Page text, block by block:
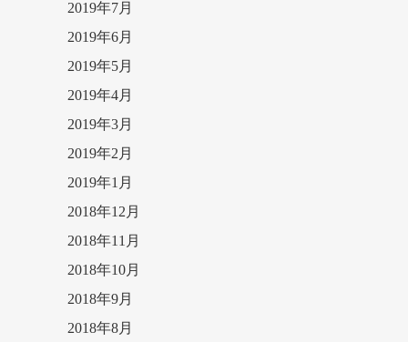
2019年7月
2019年6月
2019年5月
2019年4月
2019年3月
2019年2月
2019年1月
2018年12月
2018年11月
2018年10月
2018年9月
2018年8月